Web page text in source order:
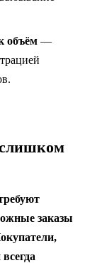
объём —
заказы